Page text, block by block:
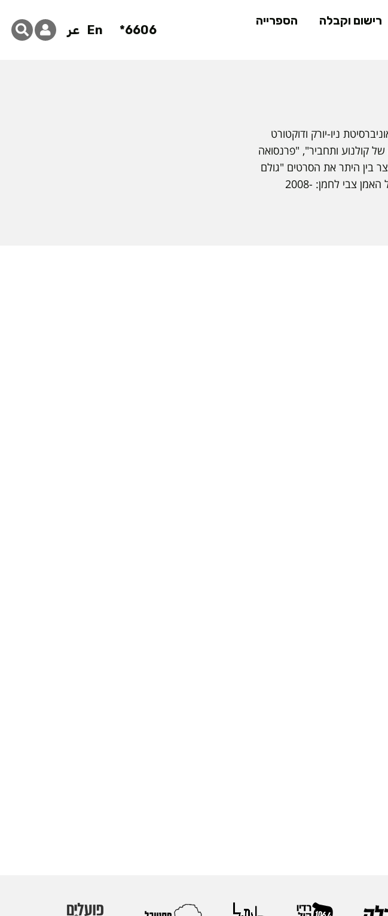
רישום וקבלה
הספרייה
6606*
En عر
ניו-יורק ודוקטורט
קולנוע ותחביר", "פרנסואה
בין היתר את הסרטים "גולם
במעגל", "החיים בינתיים" ו"רק בעין אחת: מעקב אחר עבודתו של האמן צבי לחמן: 2008-